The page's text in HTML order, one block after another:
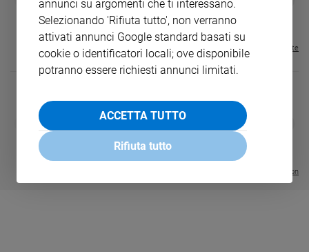
Sanremo
Cinema,
Musica
€ 34,80 € 21,90 37%
€ 104,00 € 83,00 20%
Visualizza tutte le riviste
LE GRANDI BASILICHE ITALIANE
- VOL DA 1 AL 5
€ 64,50
DIARIO G 2026-27
€ 8,90
- € 8,90
Visualizza tutte le collection
annunci su argomenti che ti interessano.
Selezionando 'Rifiuta tutto', non verranno
attivati annunci Google standard basati su
cookie o identificatori locali; ove disponibile
potranno essere richiesti annunci limitati.
ACCETTA TUTTO
Rifiuta tutto